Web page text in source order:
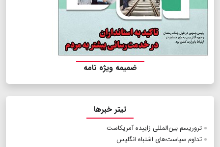
ضمیمه ویژه نامه
تیتر خبرها
تروریسم بین‌المللی زاییده آمریکاست
تداوم سیاست‌های اشتباه‌ انگلیس